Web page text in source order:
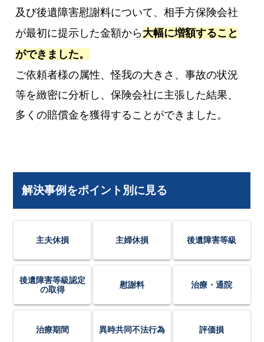
及び後遺障害慰謝料について、相手方保険会社
が最初に提示した金額から大幅に増額すること
ができました。
ご依頼者様の属性、怪我の大きさ、事故の状況
等を緻密に分析し、保険会社に主張した結果、
多くの賠償金を獲得することができました。
解決事例をポイント別に見る
主夫休損 主婦休損 後遺障害等級
後遺障害等級認定
の取得
慰謝料 治療・通院
治療期間 異時共同不法行為 評価損